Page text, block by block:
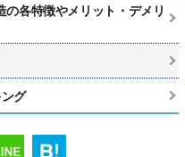
各特徴やメリット・デメリ
グ